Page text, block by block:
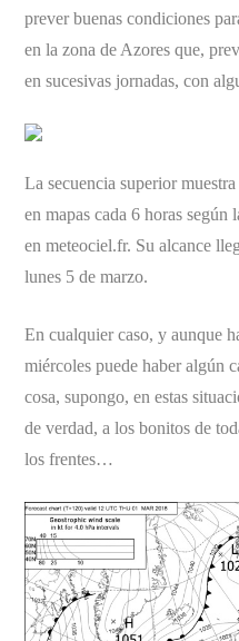
prever buenas condiciones
en la zona de Azores que,
en sucesivas jornadas, con
La secuencia superior
en mapas cada 6 horas
en meteociel.fr. Su alcance
lunes 5 de marzo.
En cualquier caso, y aunque
miércoles puede haber algún
cosa, supongo, en estas
de verdad, a los bonitos de
los frentes…